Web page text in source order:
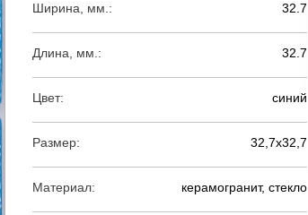
Ширина, мм.: 32.7
Длина, мм.: 32.7
Цвет: синий
Размер: 32,7х32,7
Материал: керамогранит, стекло